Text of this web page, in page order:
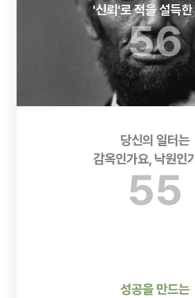
'신뢰'로 적을 설득한
56
당신의 일터는
감옥인가요, 낙원인
55
성공을 만드는